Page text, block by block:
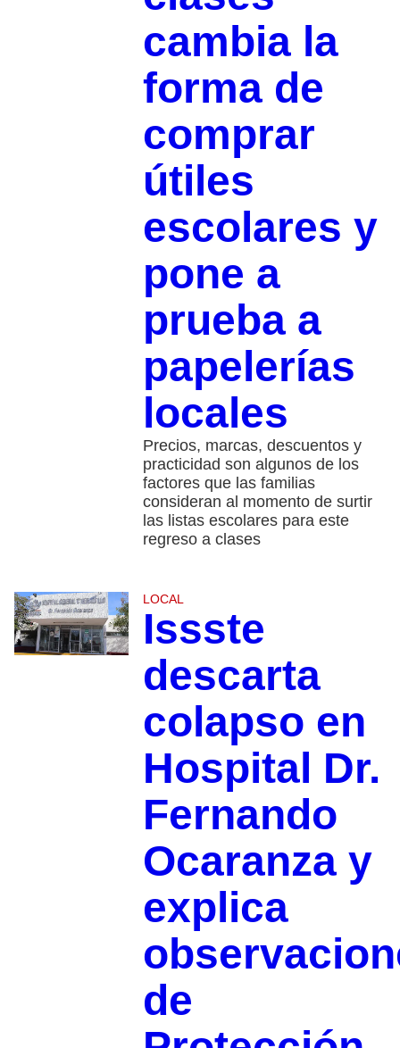
cambia la
forma de
comprar
útiles
escolares y
pone a
prueba a
papelerías
locales
Precios, marcas, descuentos y
practicidad son algunos de los
factores que las familias
consideran al momento de surtir
las listas escolares para este
regreso a clases
LOCAL
Issste
descarta
colapso en
Hospital Dr.
Fernando
Ocaranza y
explica
de